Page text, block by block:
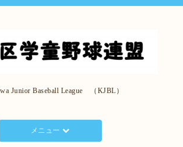
Junior Baseball League （KJBL）
メニュー